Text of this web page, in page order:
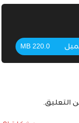
220.0 MB
التعليق.